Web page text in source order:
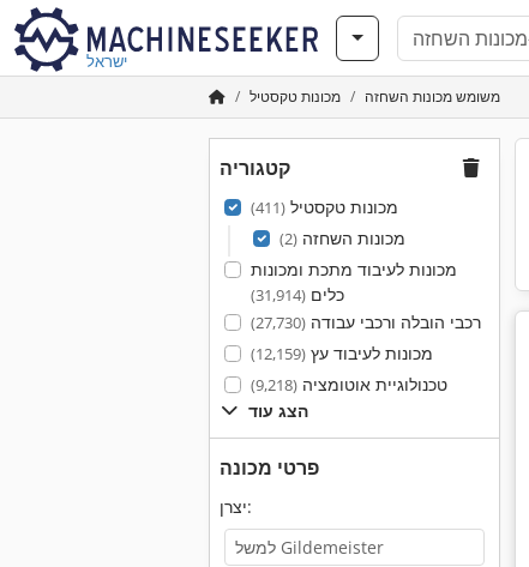
ישראל
מכונות טקסטיל משומש מכונות השחזה
קטגוריה
מכונות טקסטיל(411)
מכונות השחזה(2)
מכונות לעיבוד מתכת ומכונות
כלים(31,914)
רכבי הובלה ורכבי עבודה(27,730)
מכונות לעיבוד עץ(12,159)
טכנולוגיית אוטומציה(9,218)
הצג עוד
פרטי מכונה
יצרן: